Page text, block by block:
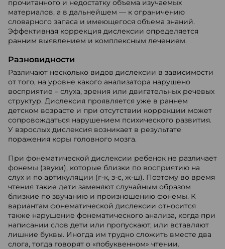
прочитанного и недостатку объема изучаемых
материалов, а в дальнейшем — к ограничению
словарного запаса и имеющегося объема знаний.
Эффективная коррекция дислексии определяется
ранним выявлением и комплексным лечением.
Разновидности
Различают несколько видов дислексии в зависимости
от того, на уровне какого анализатора нарушено
восприятие – слуха, зрения или двигательных речевых
структур. Дислексия проявляется уже в раннем
детском возрасте и при отсутствии коррекции может
сопровождаться нарушением психического развития.
У взрослых дислексия возникает в результате
поражения коры головного мозга.
При фонематической дислексии ребенок не различает
фонемы (звуки), которые близки по восприятию на
слух и по артикуляции (г-к, з-с, ж-ш). Поэтому во время
чтения такие дети заменяют случайным образом
близкие по звучанию и произношению фонемы. К
вариантам фонематической дислексии относится
также нарушение фонематического анализа, когда при
написании слов дети или пропускают, или вставляют
лишние буквы. Иногда им трудно сложить вместе два
слога, тогда говорят о «побуквенном» чтении.